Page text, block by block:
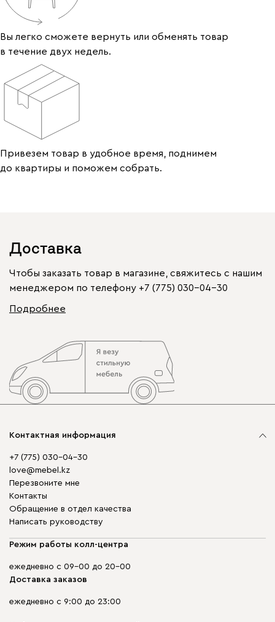
Вы легко сможете вернуть или обменять товар
в течение двух недель.
Привезем товар в удобное время, поднимем
до квартиры и поможем собрать.
Доставка
Чтобы заказать товар в магазине, свяжитесь с нашим
менеджером по телефону +7 (775) 030-04-30
Подробнее
Контактная информация
+7 (775) 030-04-30
love@mebel.kz
Перезвоните мне
Контакты
Обращение в отдел качества
Написать руководству
Режим работы колл-центра
ежедневно с 09-00 до 20-00
Доставка заказов
ежедневно с 9:00 до 23:00